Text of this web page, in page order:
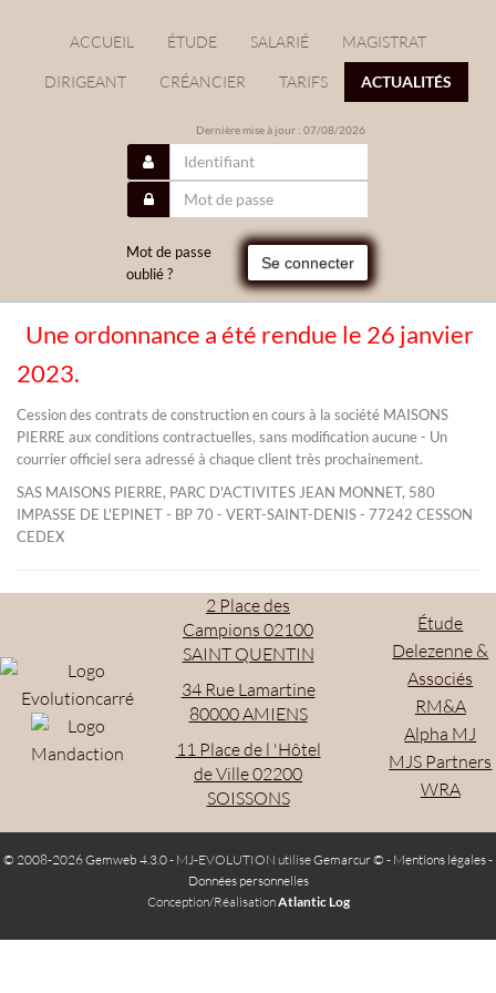
ACCUEIL ÉTUDE SALARIÉ MAGISTRAT
DIRIGEANT CRÉANCIER TARIFS ACTUALITÉS
Dernière mise à jour : 07/08/2026
Mot de passe
oublié ?
Se connecter
Une ordonnance a été rendue le 26 janvier
2023.
Cession des contrats de construction en cours à la société MAISONS
PIERRE aux conditions contractuelles, sans modification aucune - Un
courrier officiel sera adressé à chaque client très prochainement.
SAS MAISONS PIERRE, PARC D'ACTIVITES JEAN MONNET, 580
IMPASSE DE L'EPINET - BP 70 - VERT-SAINT-DENIS - 77242 CESSON
CEDEX
2 Place des
Campions 02100
SAINT QUENTIN
34 Rue Lamartine
80000 AMIENS
11 Place de l 'Hôtel
de Ville 02200
SOISSONS
Étude
Delezenne &
Associés
RM&A
Alpha MJ
MJS Partners
WRA
© 2008-2026 Gemweb 4.3.0- MJ-EVOLUTION utiliseGemarcur © - Mentions légales-
Données personnelles
Conception/RéalisationAtlantic Log